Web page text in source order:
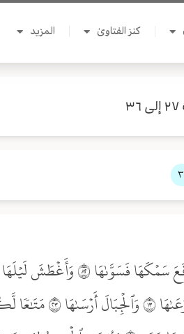
كنز الفتاوىٰ المزيد